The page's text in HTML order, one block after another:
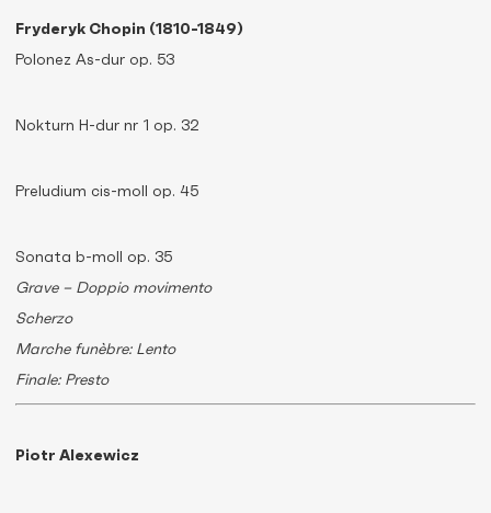
Fryderyk Chopin (1810-1849)
Polonez As-dur op. 53
Nokturn H-dur nr 1 op. 32
Preludium cis-moll op. 45
Sonata b-moll op. 35
Grave – Doppio movimento
Scherzo
Marche funèbre: Lento
Finale: Presto
Piotr Alexewicz